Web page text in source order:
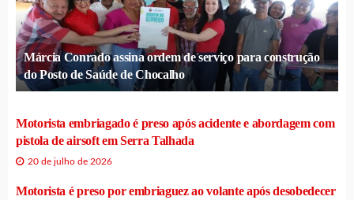
Márcia Conrado assina ordem de serviço para construção
do Posto de Saúde de Chocalho
Motorista embriagado é preso após acidente e abordagem com
pistola de airsoft em Serra Talhada
20 de julho de 2026
Motorista é preso por embriaguez ao volante após desobedecer